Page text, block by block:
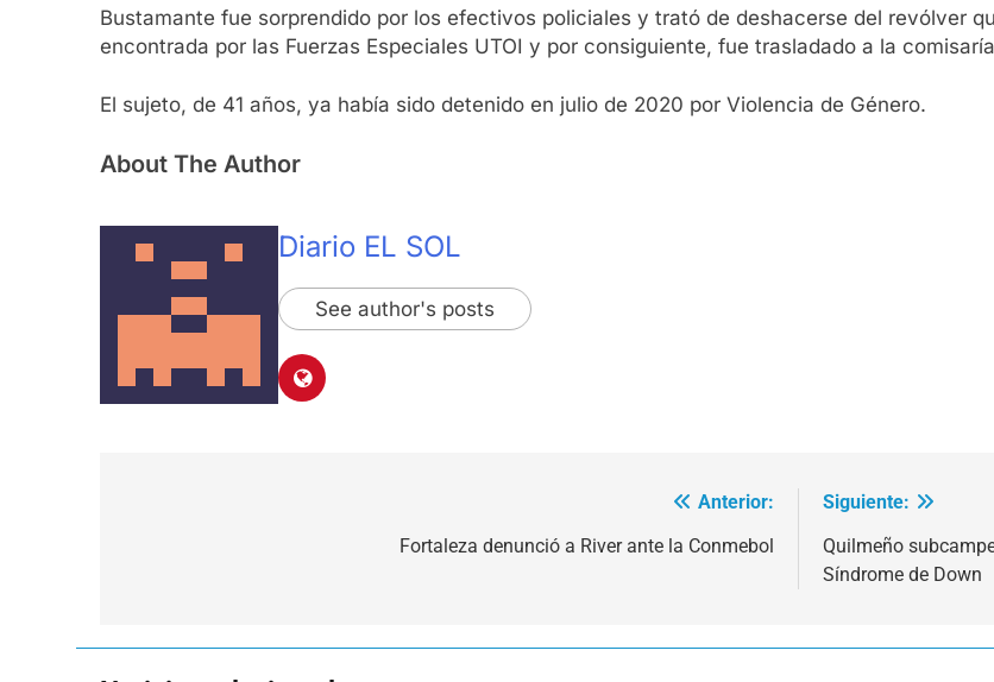
Bustamante fue sorprendido por los efectivos policiales y trató de deshacerse del revólver
encontrada por las Fuerzas Especiales UTOI y por consiguiente, fue trasladado a la
El sujeto, de 41 años, ya había sido detenido en julio de 2020 por Violencia de Género.
About The Author
Diario EL SOL
See author's posts
Anterior:
Fortaleza denunció a River ante la Conmebol
Siguiente:
Quilmeño
Síndrome de Down